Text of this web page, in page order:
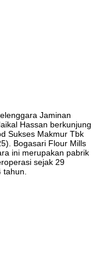
Jaminan
Hassan berkunjung
Sukses Makmur Tbk
Bogasari Flour Mills
ini merupakan pabrik
sejak 29
tahun.